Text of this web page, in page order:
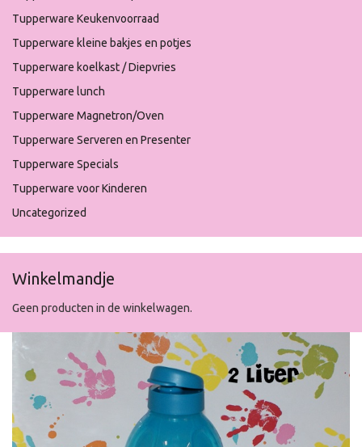
Tupperware Keukenvoorraad
Tupperware kleine bakjes en potjes
Tupperware koelkast / Diepvries
Tupperware lunch
Tupperware Magnetron/Oven
Tupperware Serveren en Presenter
Tupperware Specials
Tupperware voor Kinderen
Uncategorized
Winkelmandje
Geen producten in de winkelwagen.